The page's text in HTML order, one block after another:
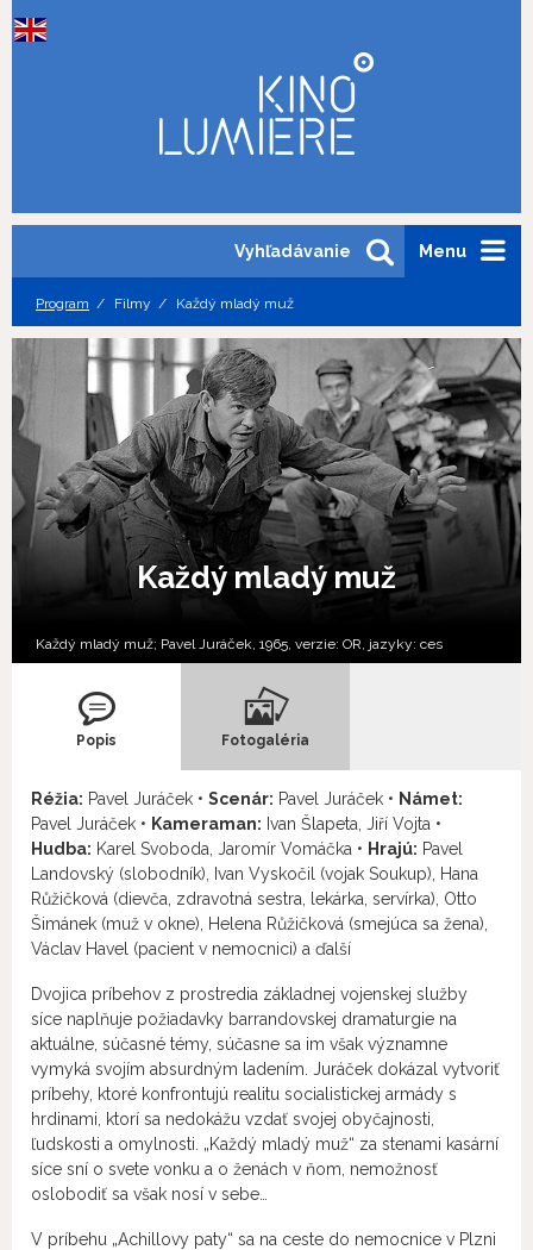
Menu
Vyhľadávanie
Program Filmy Každý mladý muž
Každý mladý muž
Každý mladý muž; Pavel Juráček, 1965, verzie: OR, jazyky: ces
Popis Fotogaléria
Réžia: Pavel Juráček • Scenár: Pavel Juráček • Námet:
Pavel Juráček • Kameraman: Ivan Šlapeta, Jiří Vojta •
Hudba: Karel Svoboda, Jaromír Vomáčka • Hrajú: Pavel
Landovský (slobodník), Ivan Vyskočil (vojak Soukup), Hana
Růžičková (dievča, zdravotná sestra, lekárka, servírka), Otto
Šimánek (muž v okne), Helena Růžičková (smejúca sa žena),
Václav Havel (pacient v nemocnici) a ďalší
Dvojica príbehov z prostredia základnej vojenskej služby
síce naplňuje požiadavky barrandovskej dramaturgie na
aktuálne, súčasné témy, súčasne sa im však významne
vymyká svojím absurdným ladením. Juráček dokázal vytvoriť
príbehy, ktoré konfrontujú realitu socialistickej armády s
hrdinami, ktorí sa nedokážu vzdať svojej obyčajnosti,
ľudskosti a omylnosti. „Každý mladý muž“ za stenami kasární
síce sní o svete vonku a o ženách v ňom, nemožnosť
oslobodiť sa však nosí v sebe…
V príbehu „Achillovy paty“ sa na ceste do nemocnice v Plzni